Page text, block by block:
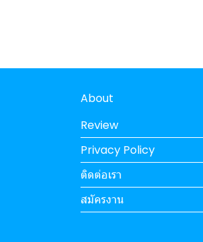
About
Review
Privacy Policy
ติดต่อเรา
สมัครงาน